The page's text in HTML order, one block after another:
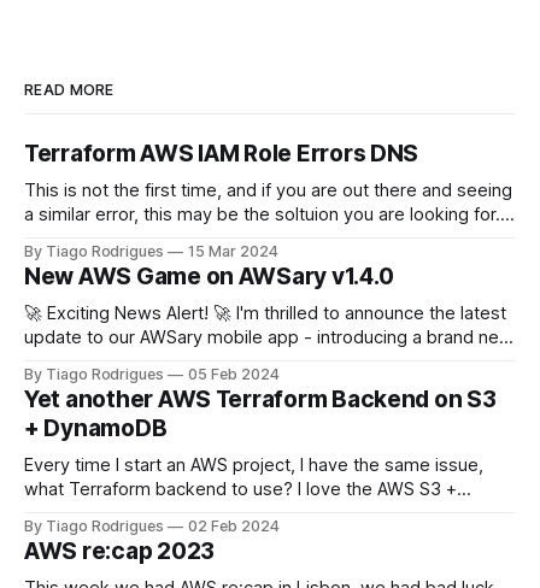
READ MORE
Terraform AWS IAM Role Errors DNS
This is not the first time, and if you are out there and seeing
a similar error, this may be the soltuion you are looking for.
error while generating this plan. ╷ │ Error: configuring
Terraform AWS Provider: IAM Role
(arn:aws:iam::111222333444:role/
By Tiago Rodrigues 15 Mar 2024
New AWS Game on AWSary v1.4.0
🚀 Exciting News Alert! 🚀 I'm thrilled to announce the latest
update to our AWSary mobile app - introducing a brand new
new level: the AWSary Logo Challenge Game! 🎮💡 At AWS
re:invent 2023 Guillermo Ruiz challenged me to tweak my
By Tiago Rodrigues 05 Feb 2024
Yet another AWS Terraform Backend on S3
+ DynamoDB
Every time I start an AWS project, I have the same issue,
what Terraform backend to use? I love the AWS S3 +
you want your Terraform State to be protected from client
misbehavior or human error. Yes, I've been
By Tiago Rodrigues 02 Feb 2024
AWS re:cap 2023